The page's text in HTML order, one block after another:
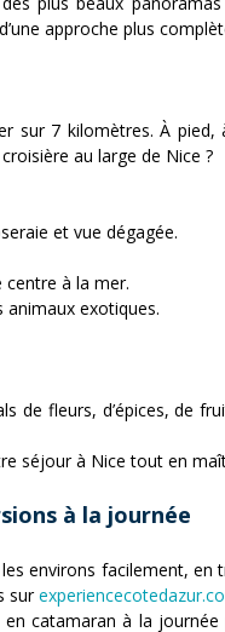
approche plus
sur 7 kilomètres. À
au large de Nice ?
et vue dégagée.
centre à la mer.
exotiques.
de fleurs, d’épices, de
séjour à Nice tout en
à la journée
environs facilement,
sur
catamaran à la journée